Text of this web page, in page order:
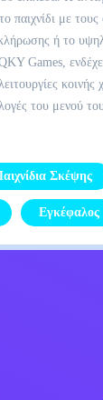
παιχνίδι με
ή το
Games,
κοινής
του μενού του
Σκέψης
Εγκέφαλος